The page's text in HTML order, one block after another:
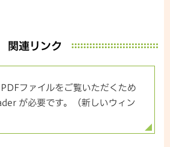
関連リンク
PDFファイルをご覧いただくため
が必要です。（新しいウィン